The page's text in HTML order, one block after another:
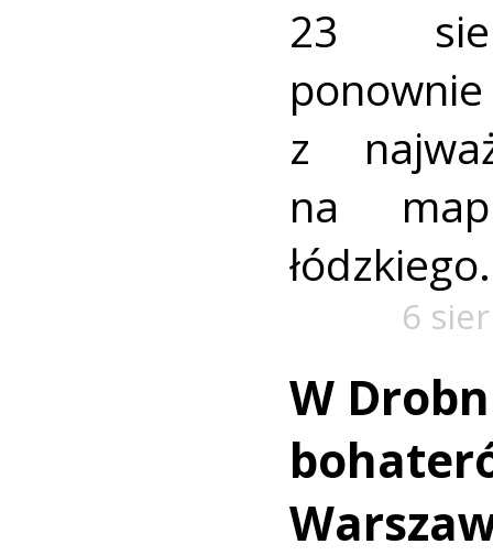
23
z
na
łódzkiego.
6
W